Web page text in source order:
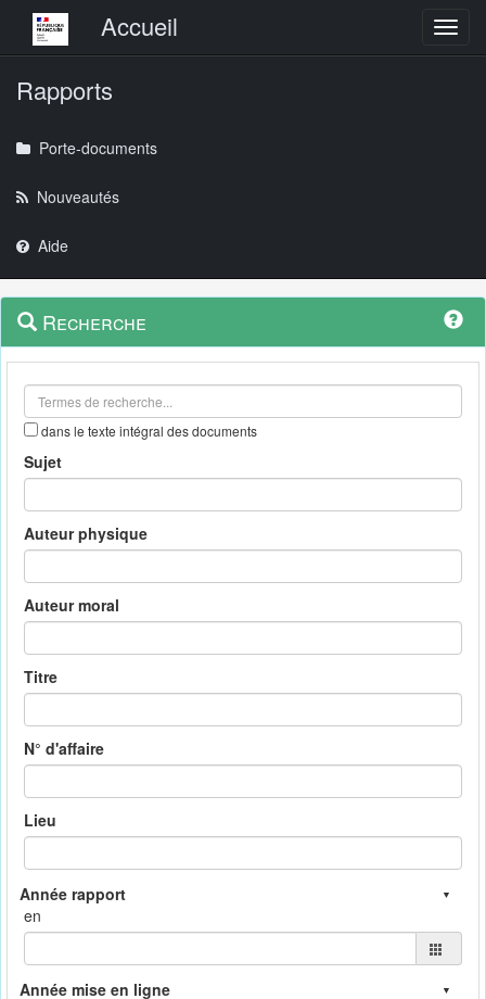
Menu principalAccueil
Rapports
Porte-documents
Nouveautés
Aide
Navigation
outils
Menu
contextuel
Recherche
dans le texte intégral des documents
Sujet
Auteur physique
Auteur moral
Titre
N° d'affaire
Lieu
en